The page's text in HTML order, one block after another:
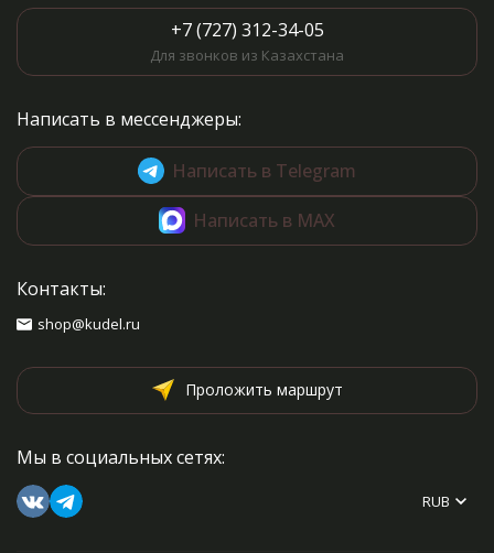
+7 (727) 312-34-05
Для звонков из Казахстана
Написать в мессенджеры:
Написать в Telegram
Написать в MAX
Контакты:
shop@kudel.ru
Проложить маршрут
Мы в социальных сетях:
RUB